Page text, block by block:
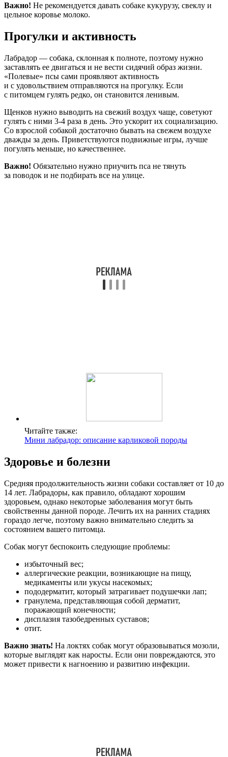
Важно! Не рекомендуется давать собаке кукурузу, свеклу и
цельное коровье молоко.
Прогулки и активность
Лабрадор — собака, склонная к полноте, поэтому нужно
заставлять ее двигаться и не вести сидячий образ жизни.
«Полевые» псы сами проявляют активность
и с удовольствием отправляются на прогулку. Если
с питомцем гулять редко, он становится ленивым.
Щенков нужно выводить на свежий воздух чаще, советуют
гулять с ними 3-4 раза в день. Это ускорит их социализацию.
Со взрослой собакой достаточно бывать на свежем воздухе
дважды за день. Приветствуются подвижные игры, лучше
погулять меньше, но качественнее.
Важно! Обязательно нужно приучить пса не тянуть
за поводок и не подбирать все на улице.
Читайте также:
Мини лабрадор: описание карликовой породы
Здоровье и болезни
Средняя продолжительность жизни собаки составляет от 10 до
14 лет. Лабрадоры, как правило, обладают хорошим
здоровьем, однако некоторые заболевания могут быть
свойственны данной породе. Лечить их на ранних стадиях
гораздо легче, поэтому важно внимательно следить за
состоянием вашего питомца.
Собак могут беспокоить следующие проблемы:
избыточный вес;
аллергические реакции, возникающие на пищу,
медикаменты или укусы насекомых;
пододерматит, который затрагивает подушечки лап;
гранулема, представляющая собой дерматит,
поражающий конечности;
дисплазия тазобедренных суставов;
отит.
Важно знать! На локтях собак могут образовываться мозоли,
которые выглядят как наросты. Если они повреждаются, это
может привести к нагноению и развитию инфекции.